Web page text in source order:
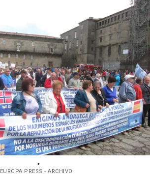
EUROPA PRESS - ARCHIVO